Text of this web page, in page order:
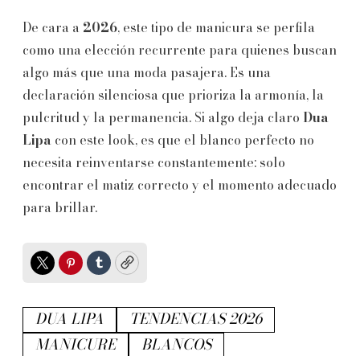
De cara a 2026, este tipo de manicura se perfila
como una elección recurrente para quienes buscan
algo más que una moda pasajera. Es una
declaración silenciosa que prioriza la armonía, la
pulcritud y la permanencia. Si algo deja claro Dua
Lipa con este look, es que el blanco perfecto no
necesita reinventarse constantemente: solo
encontrar el matiz correcto y el momento adecuado
para brillar.
TwitterPinterest
TumblrCopy
DUA LIPA
TENDENCIAS 2026
MANICURE
BLANCOS